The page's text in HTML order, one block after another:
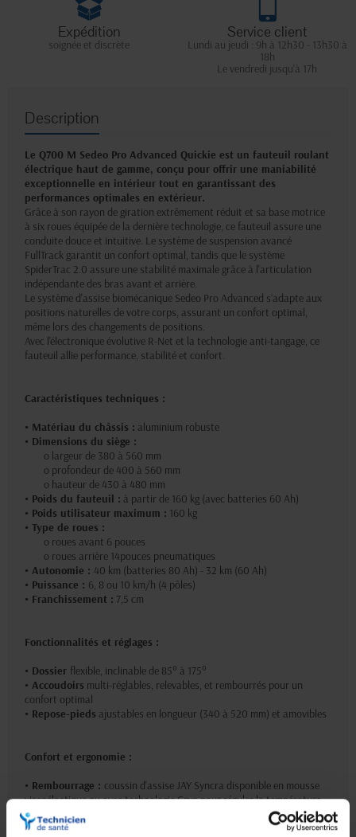
Expédition
soignée et discrète
Service client
Lundi au jeudi : 9h à 12h30 - 13h30 à
18h
Le vendredi jusqu'à 17h
Description
Le Q700 M Sedeo Pro Advanced Quickie est un fauteuil roulant
électrique haut de gamme, conçu pour offrir une maniabilité
exceptionnelle en intérieur tout en garantissant des
performances optimales en extérieur.
Grâce à son rayon de giration extrêmement réduit et sa base motrice
à six roues équipée de la dernière technologie, ce fauteuil assure une
conduite douce et intuitive. Le système de suspension avancé
FullTrack garantit un confort optimal, tandis que le système
SpiderTrac 2.0 assure une stabilité maximale grâce à l'articulation
indépendante des bras avant et arrière.
Le système d'assise biomécanique Sedeo Pro Advanced s’adapte aux
positions naturelles de votre corps, assurant un confort optimal,
même lors des changements de positions.
Avec l'électronique évolutive R-Net et la technologie anti-tangage, ce
fauteuil allie performance, stabilité et confort.
Caractéristiques techniques :
• Matériau du châssis : aluminium robuste
• Dimensions du siège :
o largeur de 380 à 560 mm
o profondeur de 400 à 560 mm
o hauteur de 430 à 480 mm
• Poids du fauteuil : à partir de 160 kg (avec batteries 60 Ah)
• Poids utilisateur maximum : 160 kg
• Type de roues :
o roues avant 6 pouces
o roues arrière 14pouces pneumatiques
• Autonomie : 40 km (batteries 80 Ah) - 32 km (60 Ah)
• Puissance : 6, 8 ou 10 km/h (4 pôles)
• Franchissement : 7,5 cm
Fonctionnalités et réglages :
• Dossier flexible, inclinable de 85° à 175°
• Accoudoirs multi-réglables, relevables, et rembourrés pour un
confort optimal
• Repose-pieds ajustables en longueur (340 à 520 mm) et amovibles
Confort et ergonomie :
• Rembourrage : coussin d'assise JAY Syncra disponible en mousse
viscoélastique ou avec technologie Cryo pour réguler la température
• Soutien lombaire :
dossier JAY Syncra réglable en largeur et en
hauteur pour un soutien précis